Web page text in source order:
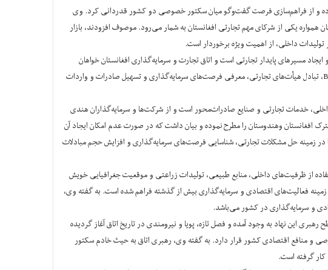
و از فراهم‌سازی فرصت گفت‌وگو میان سکتور خصوصی دو کشور قدردانی کرد. وی
یکی از شرکای مهم تجارتی افغانستان به شمار می‌رود. موصوف افزودند، بازار
داخلی، از اهمیت ویژه برخوردار است.
مسیرهای پایدار تجارتی است و اتاق تجارت و سرمایه‌گذاری افغانستان خواهان
گسترش همکاری‌های نزدیک با فدراسیون اتاق‌های تجارت و صنایع هندوستان در بخش‌های برگزاری نمایشگاه‌های مشترک، نشست‌های تجارتی B2B، تبادل هیأت‌های تجارتی، معرفی فرصت‌های سرمایه‌گذاری و تسهیل صادرات و واردات
خدمات تجارتی و صنایع صادرات‌محور است و از شرکت‌ها و سرمایه‌گذاران هندی
افغانستان وهندوستان را مطرح نموده و بیان داشت که در صورت عدم امکان ایجاد آن
زمینه حل مشکلات تجارتی، شناسایی فرصت‌های سرمایه‌گذاری و افزایش حجم مبادلات
از ظرفیت‌های داخلی، منابع طبیعی، تولیدات زراعتی و موقعیت جغرافیایی خویش
فعالیت‌های اقتصادی و سرمایه‌گذاری بیش از گذشته فراهم شده است. به گفته وی،
و سرمایه‌گذاری در کشور می‌باشد.
یک تحول جدید در سطح رهبری این نهاد به وجود آمده و فصل تازه، پویا و نیرومندی در تاریخ اتاق آغاز گردیده
و منافع اقتصادی کشور قرار دارد. به گفته وی، رهبری اتاق به حیث خادم سکتور
گرفته است.